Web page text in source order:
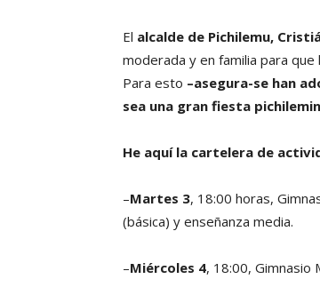
El alcalde de Pichilemu,
moderada y en familia para
Para esto –asegura-se han
sea una gran fiesta
He aquí la cartelera de
–Martes 3, 18:00 horas,
(básica) y enseñanza media.
–Miércoles 4, 18:00, Gimnasio